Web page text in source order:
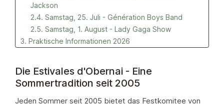
Jackson
2.4. Samstag, 25. Juli - Génération Boys Band
2.5. Samstag, 1. August - Lady Gaga Show
3. Praktische Informationen 2026
4.2. 2024 (6. Juli bis 3. August)
4.3. 2023 (8. Juli bis 5. August)
4.4. 2022 - Starke Rückkehr nach Covid (9. Juli bis
Die Estivales d'Obernai - Eine
Sommertradition seit 2005
Jeden Sommer seit 2005 bietet das Festkomitee von